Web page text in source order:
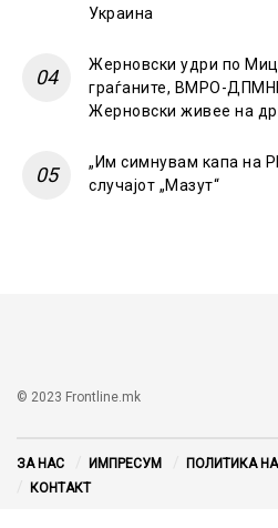
Украина
Жерновски удри по
граѓаните, ВМРО-
Жерновски живее на
„Им симнувам капа на
случајот „Мазут“
© 2023 Frontline.mk
ЗА НАС ИМПРЕСУМ ПОЛИТИКА
КОНТАКТ